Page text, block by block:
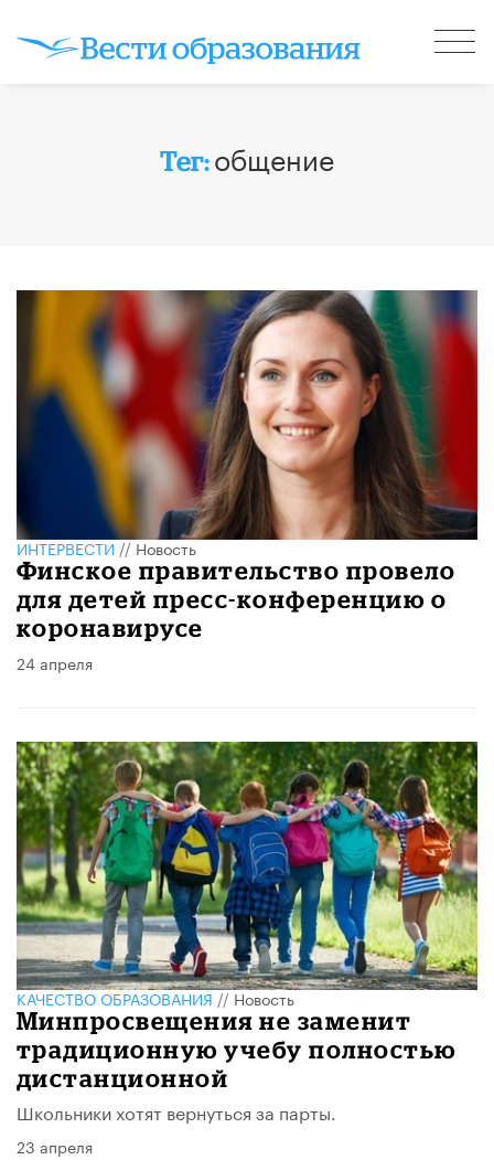
Тег:общение
ИНТЕРВЕСТИ//Новость
Финское правительство провело
для детей пресс-конференцию о
коронавирусе
24 апреля
КАЧЕСТВО ОБРАЗОВАНИЯ//Новость
Минпросвещения не заменит
традиционную учебу полностью
дистанционной
Школьники хотят вернуться за парты.
23 апреля